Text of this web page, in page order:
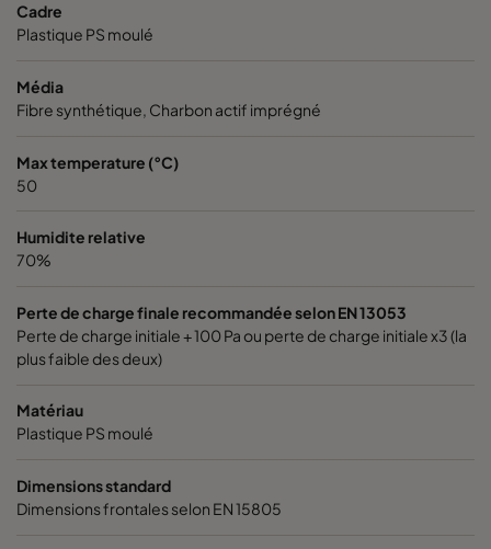
Cadre
Plastique PS moulé
Média
Fibre synthétique, Charbon actif imprégné
Max temperature (°C)
50
Humidite relative
70%
Perte de charge finale recommandée selon EN 13053
Perte de charge initiale + 100 Pa ou perte de charge initiale x3 (la
plus faible des deux)
Matériau
Plastique PS moulé
Dimensions standard
Dimensions frontales selon EN 15805